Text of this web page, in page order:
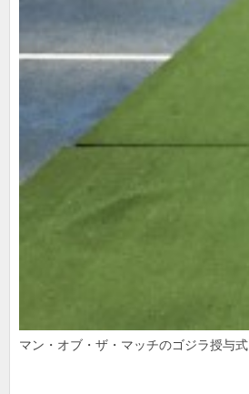
マン・オブ・ザ・マッチのゴジラ授与式